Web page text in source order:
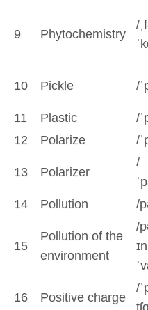
9 Phytochemistry
/
10 Pickle /
11
Plastic /
12
Polarize /
13 Polarizer
/
14
Pollution /
15
Pollution of the
environment
/
ɪn
16 Positive charge
/